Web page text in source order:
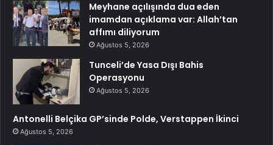
Meyhane açılışında dua eden
imamdan açıklama var: Allah’tan
affımı diliyorum
Ağustos 5, 2026
Tunceli’de Yasa Dışı Bahis
Operasyonu
Ağustos 5, 2026
Antonelli Belçika GP’sinde Polde, Verstappen İkinci
Ağustos 5, 2026